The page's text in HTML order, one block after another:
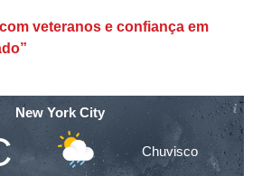
veteranos e confiança em
New York City
Chuvisco